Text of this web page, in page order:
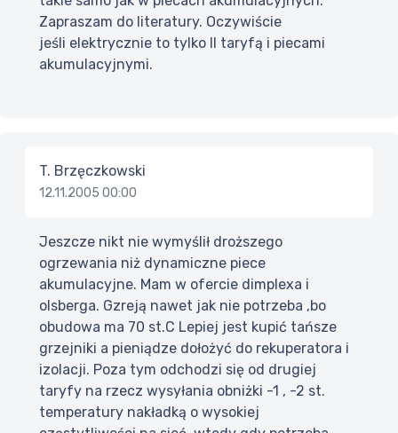
Zapraszam do literatury. Oczywiście
jeśli elektrycznie to tylko II taryfą i piecami
akumulacyjnymi.
T. Brzęczkowski
12.11.2005 00:00
Jeszcze nikt nie wymyślił droższego
ogrzewania niż dynamiczne piece
akumulacyjne. Mam w ofercie dimplexa i
olsberga. Gzreją nawet jak nie potrzeba ,bo
obudowa ma 70 st.C Lepiej jest kupić tańsze
grzejniki a pieniądze dołożyć do rekuperatora i
izolacji. Poza tym odchodzi się od drugiej
taryfy na rzecz wysyłania obniżki -1 , -2 st.
temperatury nakładką o wysokiej